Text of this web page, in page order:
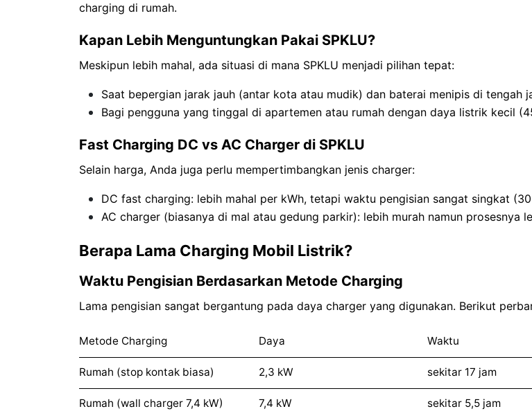
charging di rumah.
Kapan Lebih Menguntungkan Pakai SPKLU?
Meskipun lebih mahal, ada situasi di mana SPKLU menjadi pilihan tepat:
Saat bepergian jarak jauh (antar kota atau mudik) dan baterai menipis di tengah
Bagi pengguna yang tinggal di apartemen atau rumah dengan daya listrik kecil
Fast Charging DC vs AC Charger di SPKLU
Selain harga, Anda juga perlu mempertimbangkan jenis charger:
DC fast charging: lebih mahal per kWh, tetapi waktu pengisian sangat singkat
AC charger (biasanya di mal atau gedung parkir): lebih murah namun prosesnya
Berapa Lama Charging Mobil Listrik?
Waktu Pengisian Berdasarkan Metode Charging
Lama pengisian sangat bergantung pada daya charger yang digunakan. Berikut
Metode Charging Daya Waktu
Rumah (stop kontak biasa) 2,3 kW sekitar 17 jam
Rumah (wall charger 7,4 kW) 7,4 kW sekitar 5,5 jam